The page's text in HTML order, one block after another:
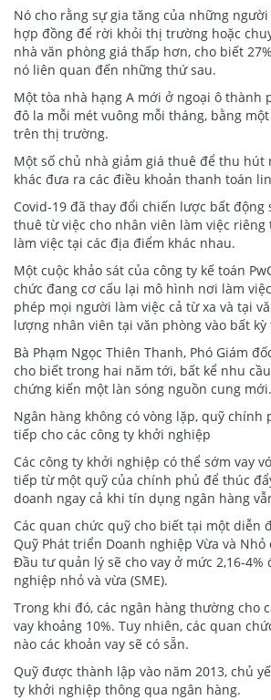
Nó cho rằng sự gia tăng của những
hợp đồng để rời khỏi thị trường hoặc
nhà văn phòng giá thấp hơn, cho biết
nó liên quan đến những thứ sau.
Một tòa nhà hạng A mới ở ngoại ô thành
đô la mỗi mét vuông mỗi tháng, bằng
trên thị trường.
Một số chủ nhà giảm giá thuê để thu hút
khác đưa ra các điều khoản thanh toán
Covid-19 đã thay đổi chiến lược bất động
thuê từ việc cho nhân viên làm việc riêng
làm việc tại các địa điểm khác nhau.
Một cuộc khảo sát của công ty kế toán
chức đang cơ cấu lại mô hình nơi làm
phép mọi người làm việc cả từ xa và tại
lượng nhân viên tại văn phòng vào bất
Bà Phạm Ngọc Thiên Thanh, Phó Giám
cho biết trong hai năm tới, bất kể nhu
chứng kiến một làn sóng nguồn cung mới.
Ngân hàng không có vòng lặp, quỹ chính
tiếp cho các công ty khởi nghiệp
Các công ty khởi nghiệp có thể sớm vay
tiếp từ một quỹ của chính phủ để thúc
doanh ngay cả khi tín dụng ngân hàng
Các quan chức quỹ cho biết tại một diễn
Quỹ Phát triển Doanh nghiệp Vừa và Nhỏ
Đầu tư quản lý sẽ cho vay ở mức 2,16-4%
nghiệp nhỏ và vừa (SME).
Trong khi đó, các ngân hàng thường cho
vay khoảng 10%. Tuy nhiên, các quan
nào các khoản vay sẽ có sẵn.
Quỹ được thành lập vào năm 2013, chủ
ty khởi nghiệp thông qua ngân hàng.